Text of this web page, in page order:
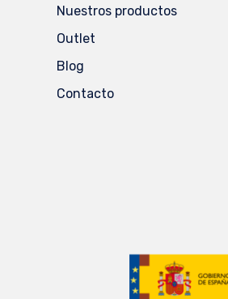
Nuestros productos
Outlet
Blog
Contacto